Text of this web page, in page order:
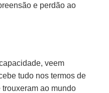
e perdão ao
veem
tudo nos termos de
ao mundo